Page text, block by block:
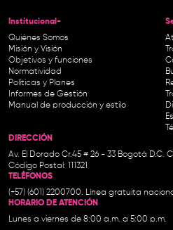
Institucional-
Quiénes Somos
Misión y Visión
Objetivos y funciones
Normatividad
Políticas y Planes
Informes de Gestión
Manual de producción y estilo
DIRECCIÓN
Av. El Dorado Cr.45 # 26 - 33 Bogotá D.C.
Código Postal: 111321
TELÉFONOS
(+57) (601) 2200700. Línea gratuita
HORARIO DE ATENCIÓN
Lunes a viernes de 8:00 a.m. a 5:00 p.m.